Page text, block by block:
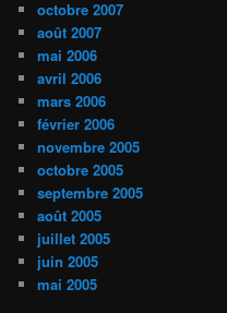
octobre 2007
août 2007
mai 2006
avril 2006
mars 2006
février 2006
novembre 2005
octobre 2005
septembre 2005
août 2005
juillet 2005
juin 2005
mai 2005